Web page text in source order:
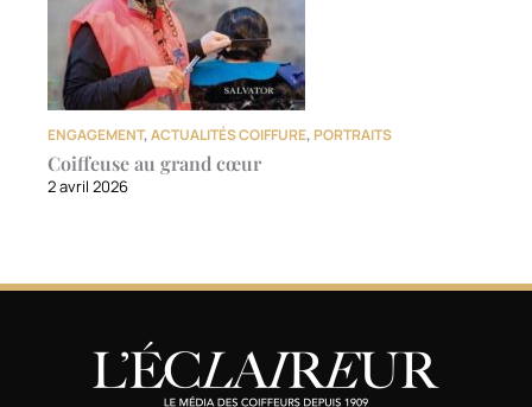
ENGAGEMENT,ACTUALITÉS COIFFURE, PORTRAITS
Coiffeuse au grand cœur
2 avril 2026